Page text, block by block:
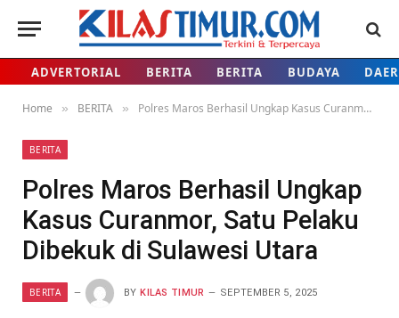
ADVERTORIAL BERITA BERITA BUDAYA
Home » BERITA » Polres Maros Berhasil Ungkap Kasus Curanmor, Satu Pelaku Dibekuk di Sulawesi Utara
BERITA
Polres Maros Berhasil Ungkap
Kasus Curanmor, Satu Pelaku
Dibekuk di Sulawesi Utara
BERITA BY KILAS TIMUR SEPTEMBER 5, 2025